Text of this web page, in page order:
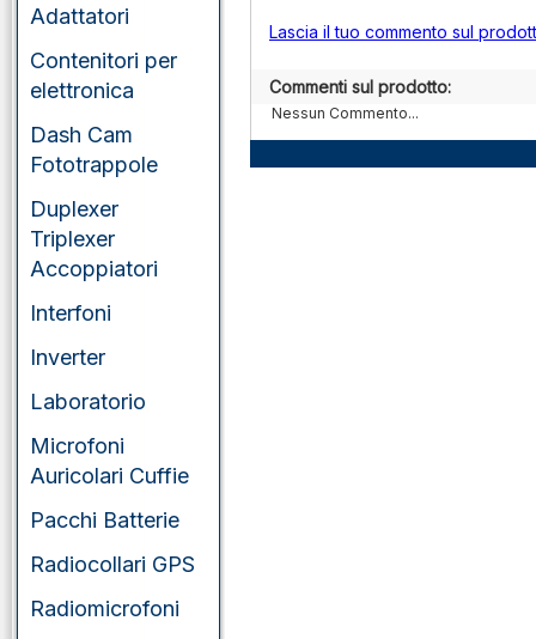
Adattatori
Contenitori per
elettronica
Dash Cam
Fototrappole
Duplexer
Triplexer
Accoppiatori
Interfoni
Inverter
Laboratorio
Microfoni
Auricolari Cuffie
Pacchi Batterie
Radiocollari GPS
Radiomicrofoni
Lascia il tuo commento sul
Commenti sul prodotto:
Nessun Commento...